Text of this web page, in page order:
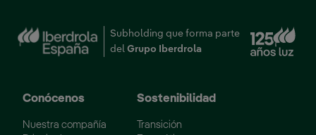
Subholding que forma parte
del Grupo Iberdrola
Conócenos
Nuestra compañía
Sostenibilidad
Transición